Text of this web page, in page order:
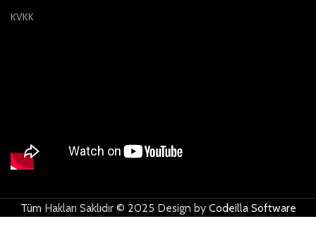
KVKK
Tüm Hakları Saklıdır © 2025 Design by Codeilla Software